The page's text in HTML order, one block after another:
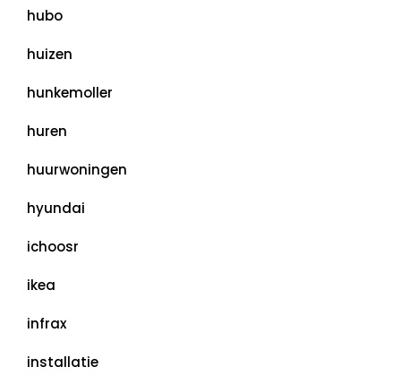
hubo
huizen
hunkemoller
huren
huurwoningen
hyundai
ichoosr
ikea
infrax
installatie